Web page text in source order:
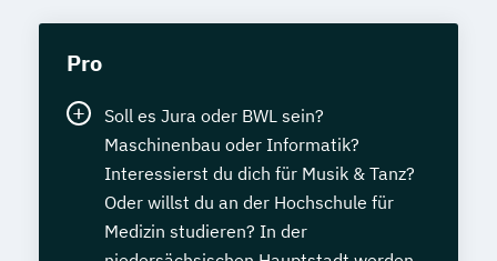
Pro
Soll es Jura oder BWL sein?
Maschinenbau oder Informatik?
Interessierst du dich für Musik & Tanz?
Oder willst du an der Hochschule für
Medizin studieren? In der